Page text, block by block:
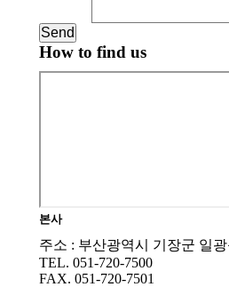
Send
How to find us
본사
주소 : 부산광역시 기장군 일
TEL. 051-720-7500
FAX. 051-720-7501